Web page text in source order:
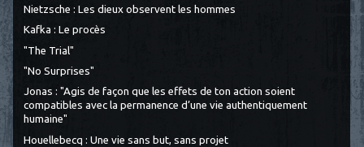
Nietzsche : Les dieux observent les hommes
Kafka : Le procès
"The Trial"
"No Surprises"
Jonas : "Agis de façon que les effets de ton action soient
compatibles avec la permanence d’une vie authentiquement
humaine"
Houellebecq : Une vie sans but, sans projet